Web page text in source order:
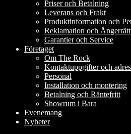
Priser och Betalning
Leverans och Frakt
Produktinformation och
Reklamation och Ångerrätt
Garantier och Service
Företaget
Om The Rock
Kontaktuppgifter och
Personal
Installation och montering
Betalning och Räntefritt
Showrum i Bara
Evenemang
Nyheter